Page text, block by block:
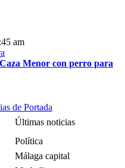
am
Menor con perro para
de Portada
Últimas noticias
Política
Málaga capital